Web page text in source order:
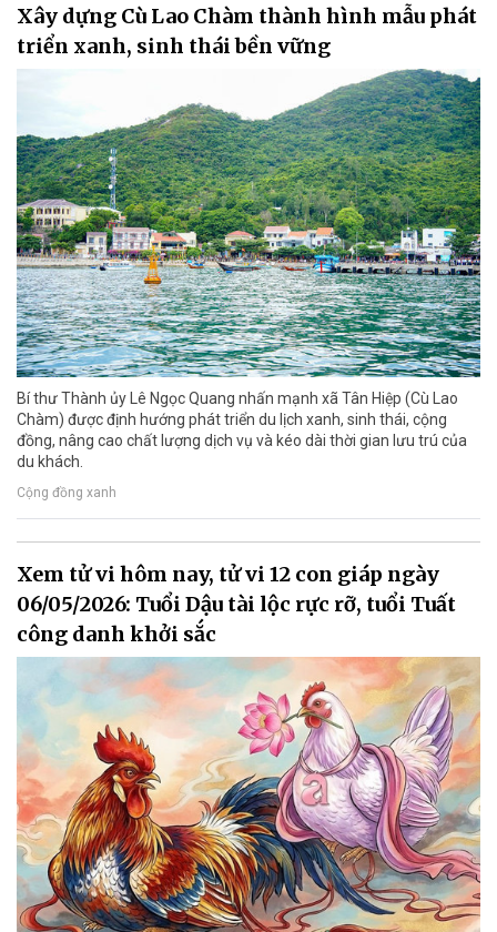
Xây dựng Cù Lao Chàm thành hình mẫu phát
triển xanh, sinh thái bền vững
Bí thư Thành ủy Lê Ngọc Quang nhấn mạnh xã Tân Hiệp (Cù Lao
Chàm) được định hướng phát triển du lịch xanh, sinh thái, cộng
đồng, nâng cao chất lượng dịch vụ và kéo dài thời gian lưu trú của
du khách.
Cộng đồng xanh
Xem tử vi hôm nay, tử vi 12 con giáp ngày
06/05/2026: Tuổi Dậu tài lộc rực rỡ, tuổi Tuất
công danh khởi sắc